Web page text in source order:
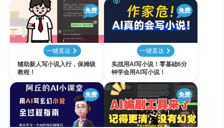
线简历网站/ai简历/简历优化/
个人简历/求职简历模板
免费
一键直达
辅助新人写小说入行，保姆级
教程！
免费
一键直达
实战用AI写小说！零基础6分
钟学会用AI写小说！
免费 免费